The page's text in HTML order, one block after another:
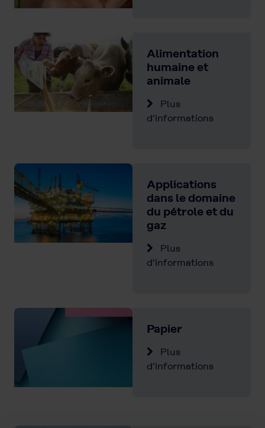
Alimentation
humaine et
animale
Plus
d'informations
Applications
dans le domaine
du pétrole et du
gaz
Plus
d'informations
Papier
Plus
d'informations